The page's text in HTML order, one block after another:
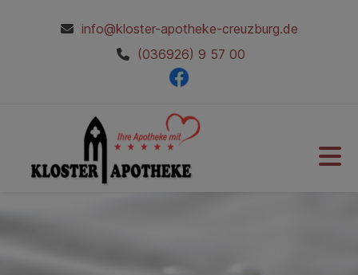
info@kloster-apotheke-creuzburg.de
(036926) 9 57 00